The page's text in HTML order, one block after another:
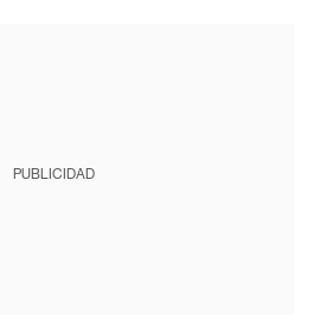
PUBLICIDAD